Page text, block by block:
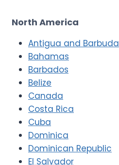
North America
Antigua and Barbuda
Bahamas
Barbados
Belize
Canada
Costa Rica
Cuba
Dominica
Dominican Republic
El Salvador